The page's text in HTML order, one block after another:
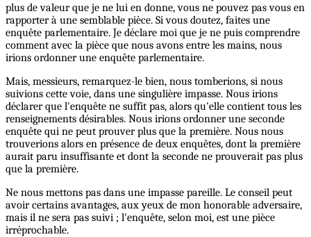
plus de valeur que je ne lui en donne, vous ne pouvez pas vous en
rapporter à une semblable pièce. Si vous doutez, faites une
enquête parlementaire. Je déclare moi que je ne puis comprendre
comment avec la pièce que nous avons entre les mains, nous
irions ordonner une enquête parlementaire.
Mais, messieurs, remarquez-le bien, nous tomberions, si nous
suivions cette voie, dans une singulière impasse. Nous irions
déclarer que l'enquête ne suffit pas, alors qu'elle contient tous les
renseignements désirables. Nous irions ordonner une seconde
enquête qui ne peut prouver plus que la première. Nous nous
trouverions alors en présence de deux enquêtes, dont la première
aurait paru insuffisante et dont la seconde ne prouverait pas plus
que la première.
Ne nous mettons pas dans une impasse pareille. Le conseil peut
avoir certains avantages, aux yeux de mon honorable adversaire,
mais il ne sera pas suivi ; l'enquête, selon moi, est une pièce
irréprochable.